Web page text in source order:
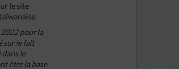
le site
pour la
sur le fait
le
être la base